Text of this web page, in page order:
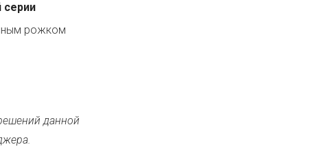
серии
рожком
данной